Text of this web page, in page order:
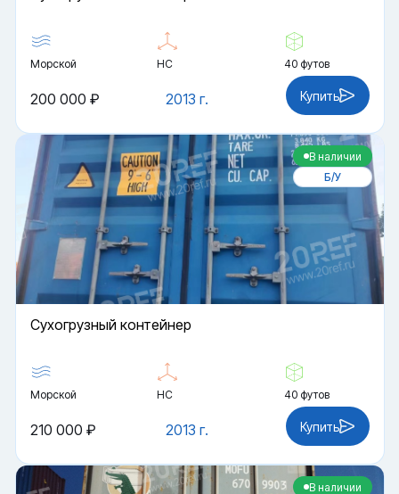
Морской HC 40 футов
2013 г.
200 000 ₽ Купить
В наличии
Б/У
Cухогрузный контейнер
Морской HC 40 футов
2013 г.
210 000 ₽ Купить
В наличии